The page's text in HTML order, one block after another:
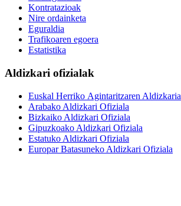
Kontratazioak
Nire ordainketa
Eguraldia
Trafikoaren egoera
Estatistika
Aldizkari ofizialak
Euskal Herriko Agintaritzaren Aldizkaria
Arabako Aldizkari Ofiziala
Bizkaiko Aldizkari Ofiziala
Gipuzkoako Aldizkari Ofiziala
Estatuko Aldizkari Ofiziala
Europar Batasuneko Aldizkari Ofiziala